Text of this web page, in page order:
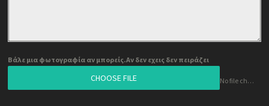
Βάλε μια φωτογραφία αν μπορείς.Αν δεν εχεις δεν πειράζει
CHOOSE FILE No file chosen